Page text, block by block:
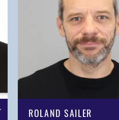
ROLAND SAILER